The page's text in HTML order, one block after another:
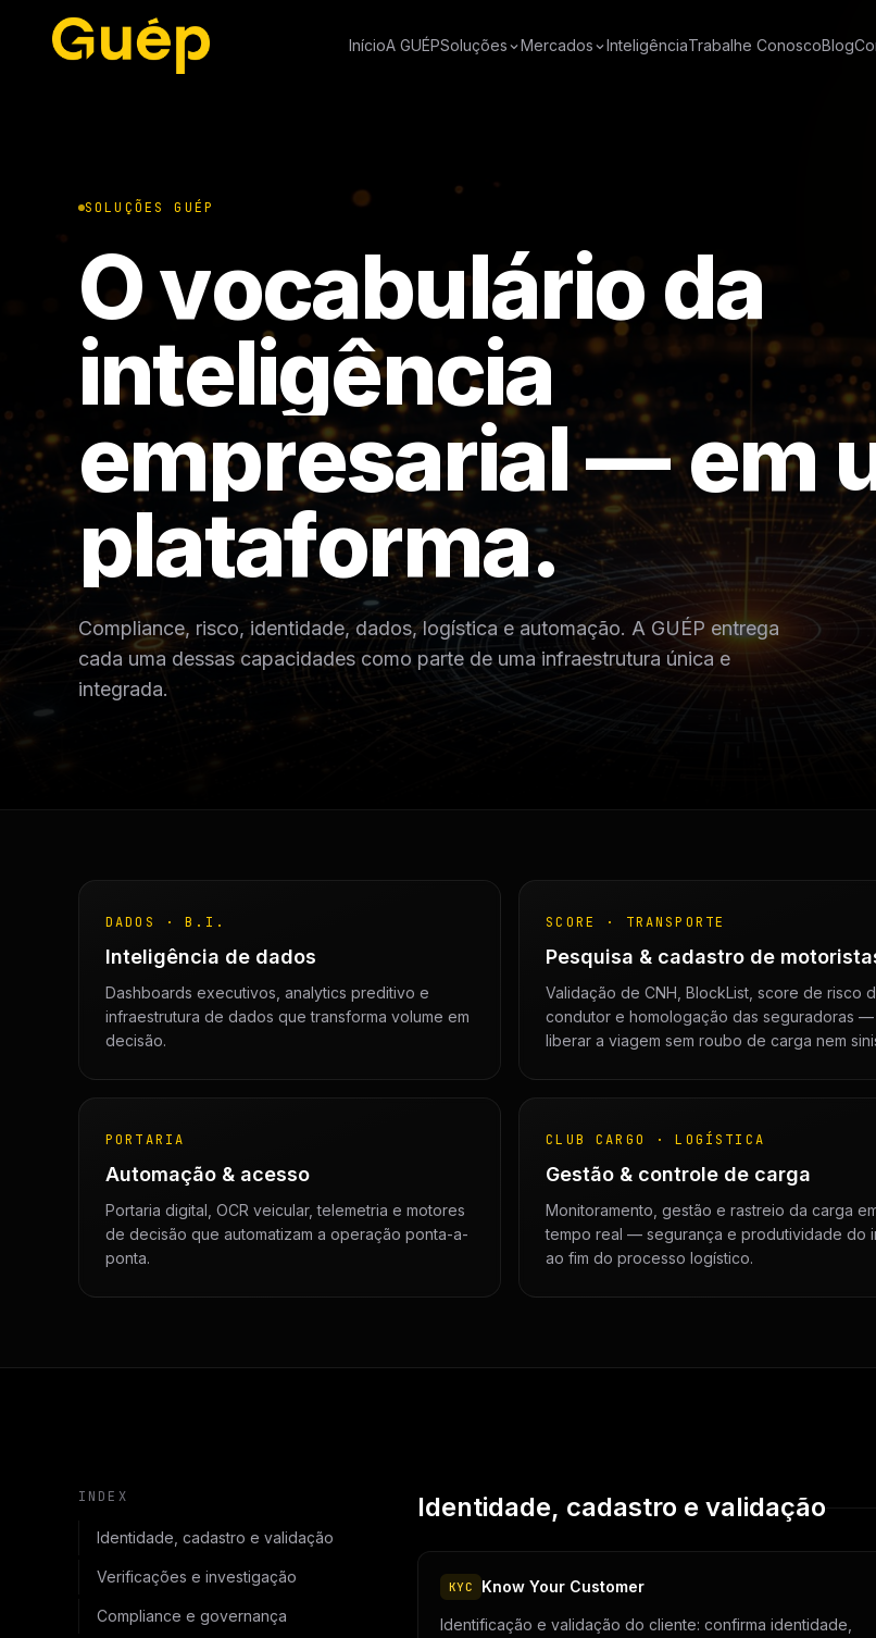
InícioA GUÉPSoluções Mercados InteligênciaTrabalhe ConoscoBlog
SOLUÇÕES GUÉP
Ovocabulárioda
inteligência
empresarial—em
plataforma.
Compliance, risco, identidade, dados, logística e automação. A GUÉP entrega
cada uma dessas capacidades como parte de uma infraestrutura única e
integrada.
DADOS · B.I.
Inteligência de dados
Dashboards executivos, analytics preditivo e
infraestrutura de dados que transforma volume em
decisão.
SCORE · TRANSPORTE
Pesquisa & cadastro de
Validação de CNH, BlockList, score de risco
condutor e homologação das seguradoras —
liberar a viagem sem roubo de carga nem
PORTARIA
Automação & acesso
Portaria digital, OCR veicular, telemetria e motores
de decisão que automatizam a operação ponta-a-
ponta.
CLUB CARGO · LOGÍSTICA
Gestão & controle de carga
Monitoramento, gestão e rastreio da carga
tempo real — segurança e produtividade do
ao fim do processo logístico.
INDEX
Identidade, cadastro e validação
Verificações e investigação
Compliance e governança
Identidade, cadastro e validação
KYC Know Your Customer
Identificação e validação do cliente: confirma identidade,